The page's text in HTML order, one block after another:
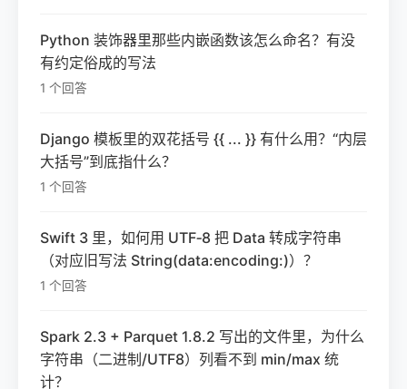
Python 装饰器里那些内嵌函数该怎么命名？有没
有约定俗成的写法
1 个回答
Django 模板里的双花括号 {{ ... }} 有什么用？“内层
大括号”到底指什么？
1 个回答
Swift 3 里，如何用 UTF‑8 把 Data 转成字符串
（对应旧写法 String(data:encoding:)）？
1 个回答
Spark 2.3 + Parquet 1.8.2 写出的文件里，为什么
字符串（二进制/UTF8）列看不到 min/max 统
计？